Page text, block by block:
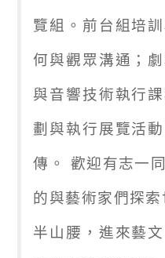
覽組。前台組培
何與觀眾溝通；
與音響技術執行
劃與執行展覽活
傳。 歡迎有志一
的與藝術家們探
半山腰，進來藝